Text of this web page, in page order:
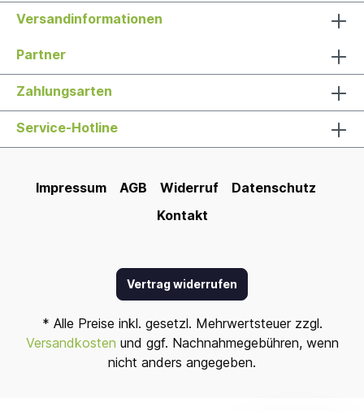
Versandinformationen
Partner
Zahlungsarten
Service-Hotline
Impressum AGB Widerruf
Datenschutz
Kontakt
Vertrag widerrufen
* Alle Preise inkl. gesetzl. Mehrwertsteuer zzgl.
Versandkosten und ggf. Nachnahmegebühren, wenn
nicht anders angegeben.